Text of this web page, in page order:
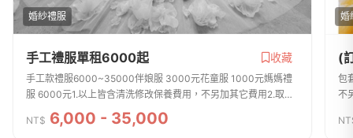
婚紗禮服
手工禮服單租6000起 收藏
手工款禮服6000~35000伴娘服 3000元花童服 1000元媽媽禮
服 6000元1.以上皆含清洗修改保養費用，不另加其它費用2.取禮
服時押金5000元 禮服無損傷歸還時，退還全額押金J2 PLUS台
北旗艦店聯絡電話（０２）２７１１－...
NT$ 6,000 - 35,000
婚
(
包套
不
三